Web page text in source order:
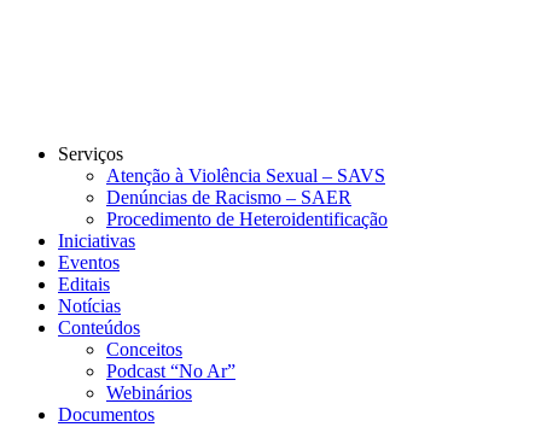
Serviços
Atenção à Violência Sexual – SAVS
Denúncias de Racismo – SAER
Procedimento de Heteroidentificação
Iniciativas
Eventos
Editais
Notícias
Conteúdos
Conceitos
Podcast “No Ar”
Webinários
Documentos